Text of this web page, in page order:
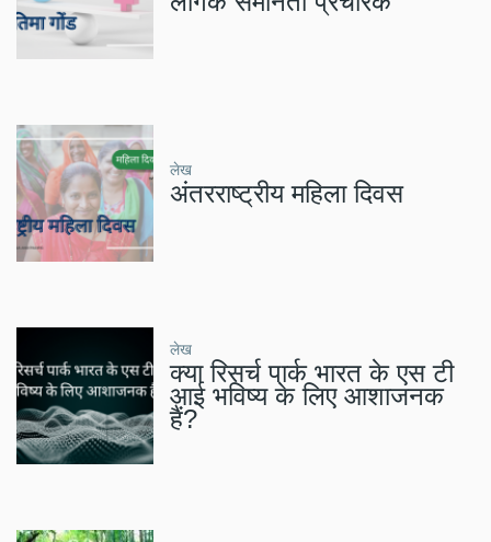
लेख
अंतरराष्ट्रीय महिला दिवस
लेख
क्या रिसर्च पार्क भारत के एस टी
आई भविष्य के लिए आशाजनक
हैं?